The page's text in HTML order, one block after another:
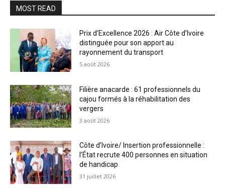
MOST READ
Prix d’Excellence 2026 : Air Côte d’Ivoire
distinguée pour son apport au
rayonnement du transport
5 août 2026
Filière anacarde : 61 professionnels du
cajou formés à la réhabilitation des
vergers
3 août 2026
Côte d’Ivoire/ Insertion professionnelle :
l’État recrute 400 personnes en situation
de handicap
31 juillet 2026